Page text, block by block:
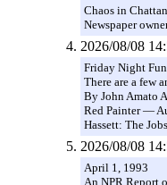
Chaos in
Newspaper
2026/08/08
Friday Night
There are a few
By John Amato
Red Painter —
Hassett: The
2026/08/08
April 1, 1993
An NPR Report